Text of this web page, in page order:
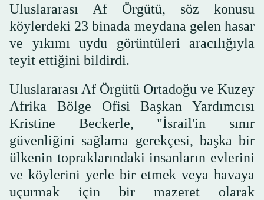
Uluslararası Af Örgütü, söz konusu
köylerdeki 23 binada meydana gelen hasar
ve yıkımı uydu görüntüleri aracılığıyla
teyit ettiğini bildirdi.
Uluslararası Af Örgütü Ortadoğu ve Kuzey
Afrika Bölge Ofisi Başkan Yardımcısı
Kristine Beckerle, "İsrail'in sınır
güvenliğini sağlama gerekçesi, başka bir
ülkenin topraklarındaki insanların evlerini
ve köylerini yerle bir etmek veya havaya
uçurmak için bir mazeret olarak